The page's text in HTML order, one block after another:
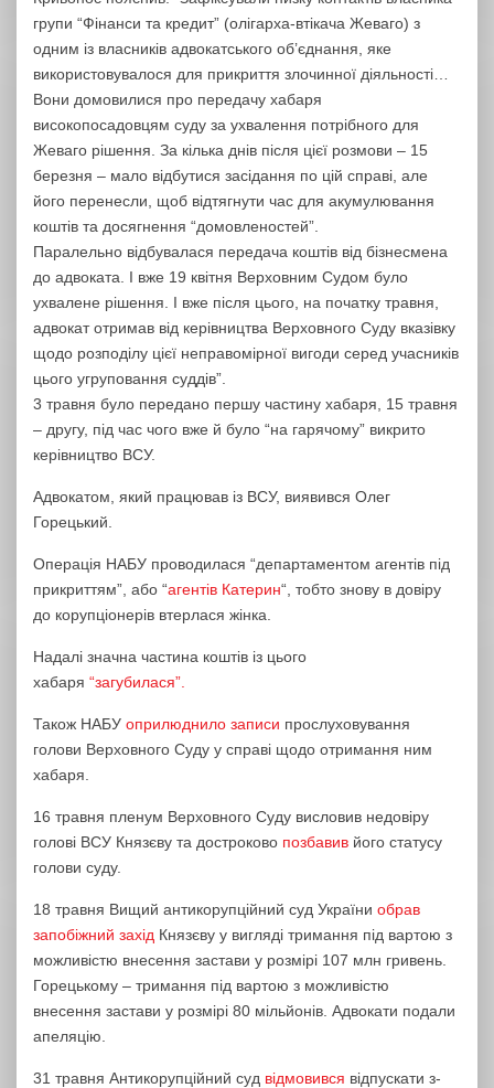
групи “Фінанси та кредит” (олігарха-втікача Жеваго) з
одним із власників адвокатського об’єднання, яке
використовувалося для прикриття злочинної діяльності…
Вони домовилися про передачу хабаря
високопосадовцям суду за ухвалення потрібного для
Жеваго рішення. За кілька днів після цієї розмови – 15
березня – мало відбутися засідання по цій справі, але
його перенесли, щоб відтягнути час для акумулювання
коштів та досягнення “домовленостей”.
Паралельно відбувалася передача коштів від бізнесмена
до адвоката. І вже 19 квітня Верховним Судом було
ухвалене рішення. І вже після цього, на початку травня,
адвокат отримав від керівництва Верховного Суду вказівку
щодо розподілу цієї неправомірної вигоди серед учасників
цього угруповання суддів”.
3 травня було передано першу частину хабаря, 15 травня
– другу, під час чого вже й було “на гарячому” викрито
керівництво ВСУ.
Адвокатом, який працював із ВСУ, виявився Олег
Горецький.
Операція НАБУ проводилася “департаментом агентів під
прикриттям”, або “агентів Катерин“, тобто знову в довіру
до корупціонерів втерлася жінка.
Надалі значна частина коштів із цього
хабаря “загубилася”.
Також НАБУ оприлюднило записи прослуховування
голови Верховного Суду у справі щодо отримання ним
хабаря.
16 травня пленум Верховного Суду висловив недовіру
голові ВСУ Князєву та достроково позбавив його статусу
голови суду.
18 травня Вищий антикорупційний суд України обрав
запобіжний захід Князєву у вигляді тримання під вартою з
можливістю внесення застави у розмірі 107 млн гривень.
Горецькому – тримання під вартою з можливістю
внесення застави у розмірі 80 мільйонів. Адвокати подали
апеляцію.
31 травня Антикорупційний суд відмовився відпускати з-